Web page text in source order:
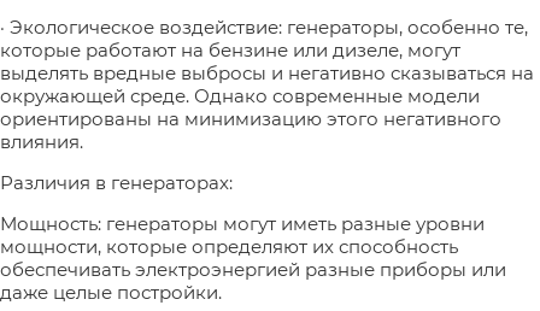
· Экологическое воздействие: генераторы, особенно те,
которые работают на бензине или дизеле, могут
выделять вредные выбросы и негативно сказываться на
окружающей среде. Однако современные модели
ориентированы на минимизацию этого негативного
влияния.
Различия в генераторах:
Мощность: генераторы могут иметь разные уровни
мощности, которые определяют их способность
обеспечивать электроэнергией разные приборы или
даже целые постройки.